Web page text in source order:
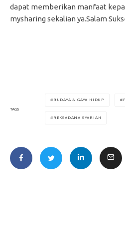
dapat memberikan manfaat
mysharing sekalian ya.Salam
TAGS
BUDAYA & GAYA HIDUP
REKSADANA SYARIAH